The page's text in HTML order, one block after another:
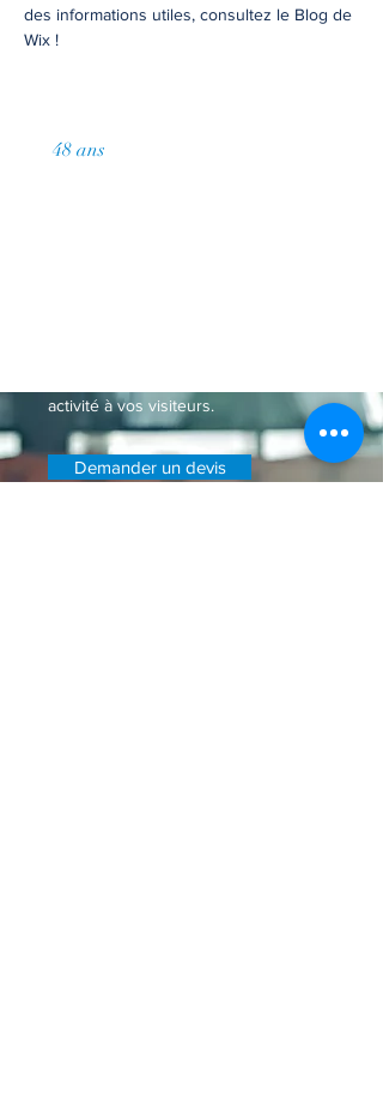
des informations utiles, consultez le Blog de
Wix !
48 ans
activité à vos visiteurs.
Demander un devis